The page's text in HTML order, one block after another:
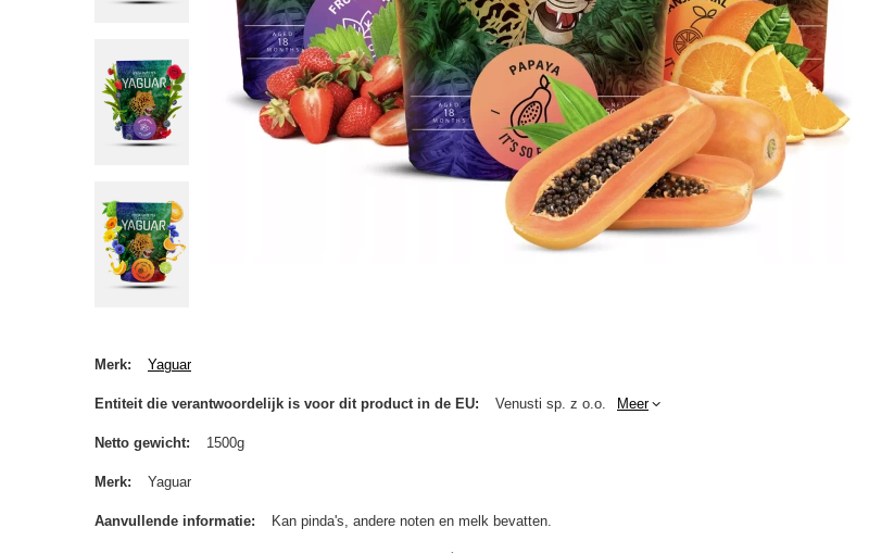
Merk Yaguar
Entiteit die verantwoordelijk is voor dit product in de EU Venusti sp. z o.o. Meer
Netto gewicht 1500g
Merk Yaguar
Aanvullende informatie Kan pinda's, andere noten en melk bevatten.